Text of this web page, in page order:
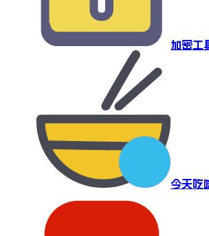
加密工
今天吃